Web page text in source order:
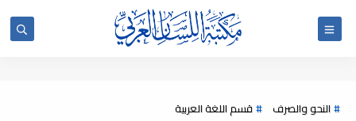
النحو والصرف قسم اللغة العربية